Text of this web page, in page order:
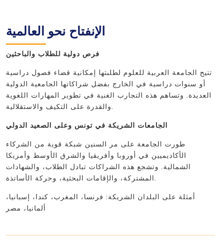
الإنفتاح نحو العالمية
فرص دولية للطلاب والباحثين
تتيح الجامعة العربية للعلوم لطلبتها إمكانية قضاء فصول دراسية
أو سنوات دراسية في الخارج بفضل شراكاتها الجامعية الدولية
العديدة. وتساهم هذه التجارب الغنية في تطوير المهارات اللغوية
والقدرة على التكيف والاستقلالية.
الجامعات الشريكة في تونس وعلى الصعيد الدولي
طورت الجامعة على مر السنين شبكة قوية من الشركاء
الأكاديميين في أوروبا وأفريقيا والشرق الأوسط وأمريكا
الشمالية. وتشجع هذه الشراكات تبادل الطلاب، والشهادات
المشتركة، والإقامات البحثية، وحركة الأساتذة.
أمثلة على البلدان الشريكة: فرنسا، المغرب، كندا، إسبانيا،
ألمانيا، مصر